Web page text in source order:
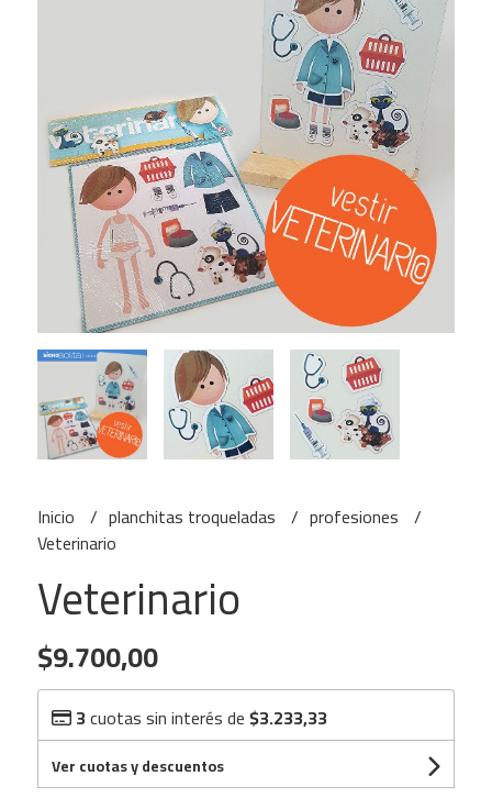
Inicio planchitas troqueladas
profesiones
Veterinario
Veterinario
$9.700,00
3cuotas sin interés de$3.233,33
Ver cuotas y descuentos